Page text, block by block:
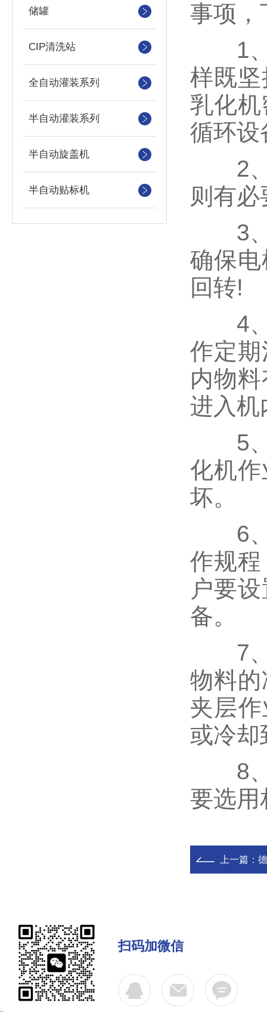
储罐
CIP清洗站
全自动灌装系列
半自动灌装系列
半自动旋盖机
半自动贴标机
事项，
1、
样既
乳化
循环设
2、
则有
3、
确保
回转!
4、
作定
内物
进入机
5、
化机
坏。
6、
作规
户要
备。
7、
物料
夹层
或冷却
8、
要选用
上一篇：
扫码加微信